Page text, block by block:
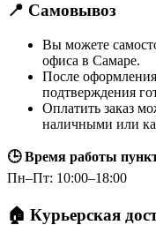
📍 Самовывоз
Вы можете
офиса в Самаре.
После
подтверждения
Оплатить заказ
наличными или
🕒 Время работы
Пн–Пт: 10:00–18:00
🏠 Курьерская